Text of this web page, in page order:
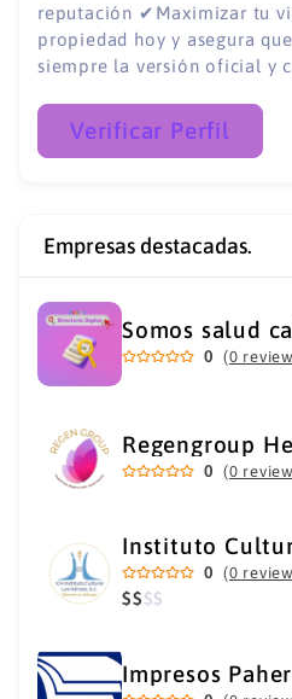
reputación ✔Maximizar tu
propiedad hoy y asegura
siempre la versión oficial y
Verificar Perfil
Empresas destacadas.
Somos salud
0 (0
Regengroup
0 (0
0 (0
$$$$